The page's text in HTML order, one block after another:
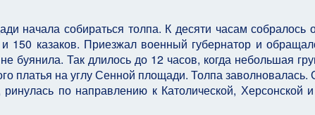
начала собираться толпа. К десяти часам собралось
150 казаков. Приезжал военный губернатор и
буянила. Так длилось до 12 часов, когда небольшая
платья на углу Сенной площади. Толпа заволновалась.
по направлению к Католической, Херсонской